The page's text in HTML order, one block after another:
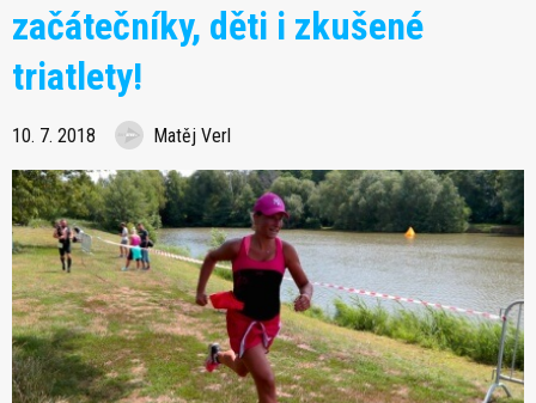
začátečníky, děti i zkušené
triatlety!
10. 7. 2018 Matěj Verl